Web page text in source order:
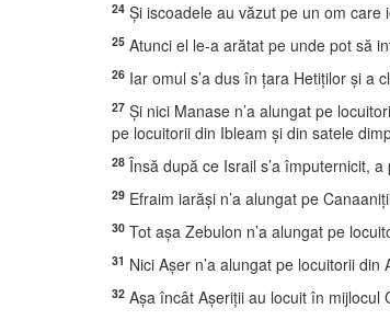
24 Şi iscoadele au văzut pe un om
25 Atunci el le-a arătat pe unde pot să
26 Iar omul s’a dus în ţara Hetiţilor şi a
27 Şi nici Manase n’a alungat pe
pe locuitorii din Ibleam şi din satele
28 Însă după ce Israil s’a împuternicit,
29 Efraim iarăşi n’a alungat pe
30 Tot aşa Zebulon n’a alungat pe
31 Nici Aşer n’a alungat pe locuitorii
32 Aşa încât Aşeriţii au locuit în mijlocul